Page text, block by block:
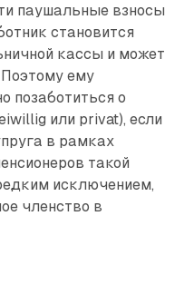
пау­шальные взносы
становится
кассы и может
Поэтому ему
позаботиться о
или privat), если
в рамках
такой
исключением,
членство в